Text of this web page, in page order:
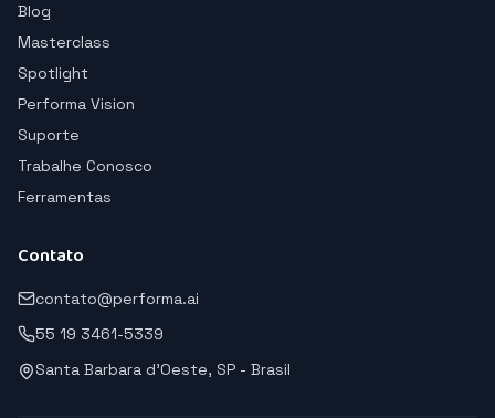
Blog
Masterclass
Spotlight
Performa Vision
Suporte
Trabalhe Conosco
Ferramentas
Contato
contato@performa.ai
55 19 3461-5339
Santa Barbara d'Oeste, SP - Brasil